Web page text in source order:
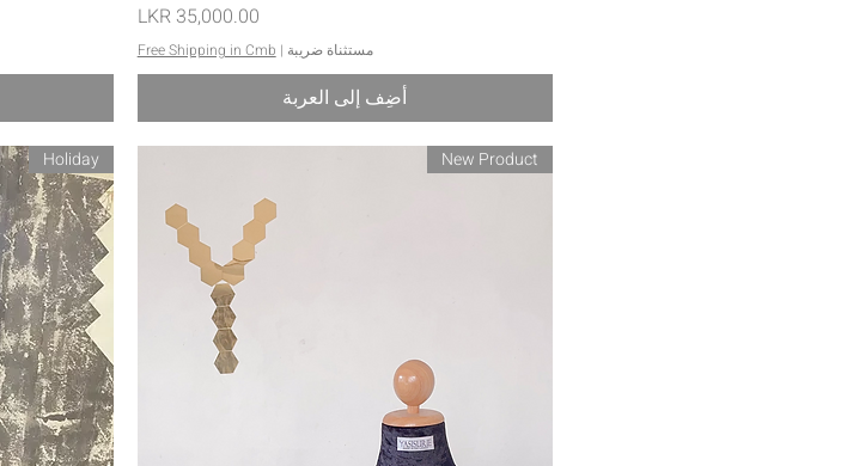
السعر
مستثناة ضريبة |
Free Shipping in Cmb
أضِف إلى العربة
New Product
Holiday